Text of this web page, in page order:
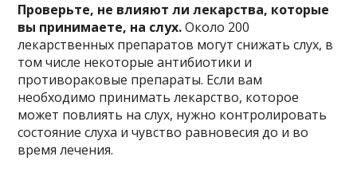
Проверьте, не влияют ли лекарства, которые
вы принимаете, на слух.Около 200
лекарственных препаратов могут снижать слух, в
том числе некоторые антибиотики и
противораковые препараты. Если вам
необходимо принимать лекарство, которое
может повлиять на слух, нужно контролировать
состояние слуха и чувство равновесия до и во
время лечения.